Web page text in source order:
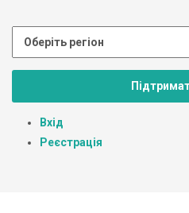
Вхід
Реєстрація